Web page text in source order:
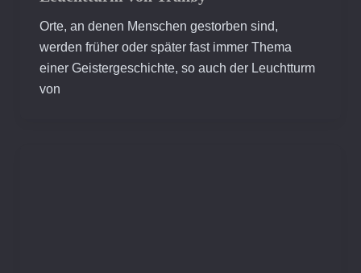
Orte, an denen Menschen gestorben sind,
werden früher oder später fast immer Thema
einer Geistergeschichte, so auch der Leuchtturm
von